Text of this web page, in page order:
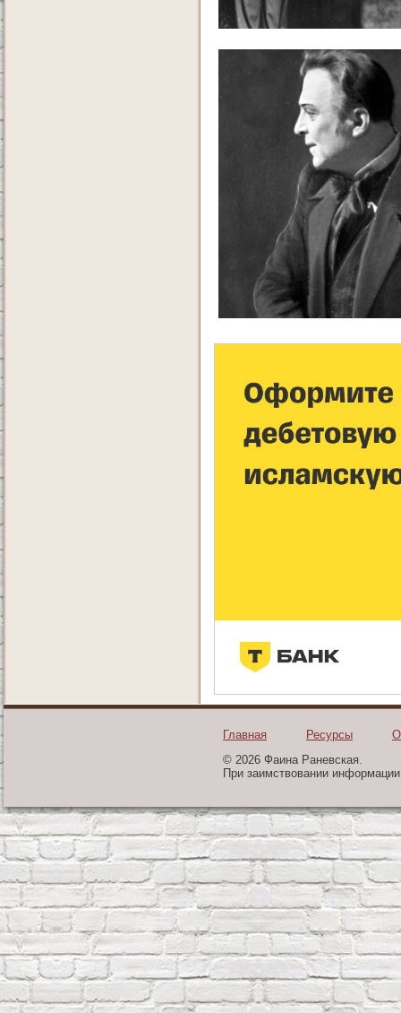
Главная Ресурсы
© 2026 Фаина Раневская.
При заимствовании